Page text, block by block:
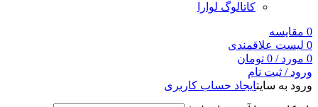
کاتالوگ لوارا
0 مقایسه
0 لیست علاقمندی
0 مورد /
0 تومان
ورود / ثبت نام
ورود به سایتایجاد حساب کاربری